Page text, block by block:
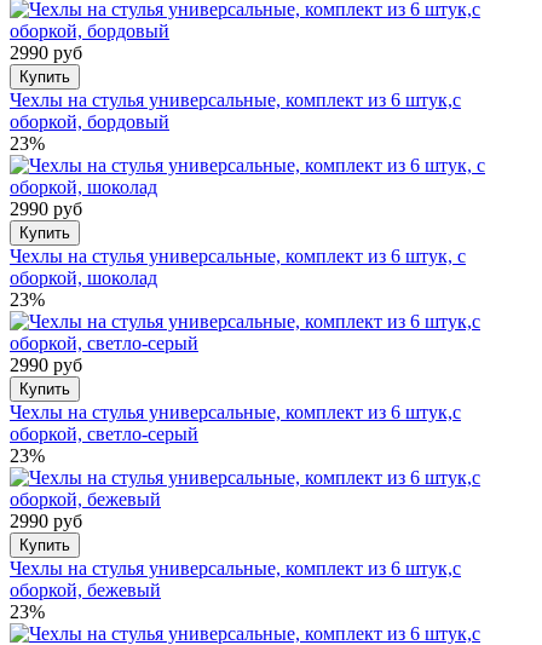
2990 руб
Купить
Чехлы на стулья универсальные, комплект из 6 штук,с
оборкой, бордовый
23%
2990 руб
Купить
Чехлы на стулья универсальные, комплект из 6 штук, с
оборкой, шоколад
23%
2990 руб
Купить
Чехлы на стулья универсальные, комплект из 6 штук,с
оборкой, светло-серый
23%
2990 руб
Купить
Чехлы на стулья универсальные, комплект из 6 штук,с
оборкой, бежевый
23%